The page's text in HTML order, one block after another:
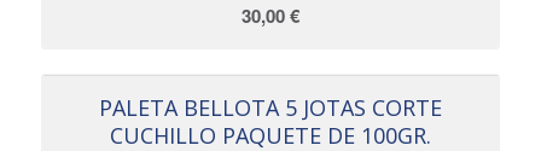
30,00€
PALETA BELLOTA 5 JOTAS CORTE
CUCHILLO PAQUETE DE 100GR.